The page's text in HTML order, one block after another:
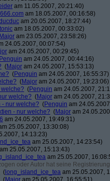
am 11.05.2007, 20:21:40)
am 18.05.2007, 00:16:58)
am 20.05.2007, 18:27:44)
am 18.05.2007, 00:33:02)
Major am 23.05.2007, 23:58:26)
24.05.2007, 00:07:54)
am 24.05.2007, 00:29:45)
Penguin am 24.05.2007, 00:44:16)
(Major am 24.05.2007, 15:53:13)
(Penguin am 24.05.2007, 16:55:37)
(Major am 24.05.2007, 19:23:06)
welche? (Penguin am 24.05.2007,
welche? (Major am 24.05.2007,
- nur welche? (Penguin am
- nur welche? (Major am
am 24.05.2007, 19:49:31)
25.05.2007, 13:30:08)
14:13:23)
am 25.05.2007, 14:23:54)
am 25.05.2007, 15:13:43)
am 25.05.2007,
oder Autor hat seine
( long_island_ice_tea am 25.05.2007,
(Major am 25.05.2007, 16:55:51)